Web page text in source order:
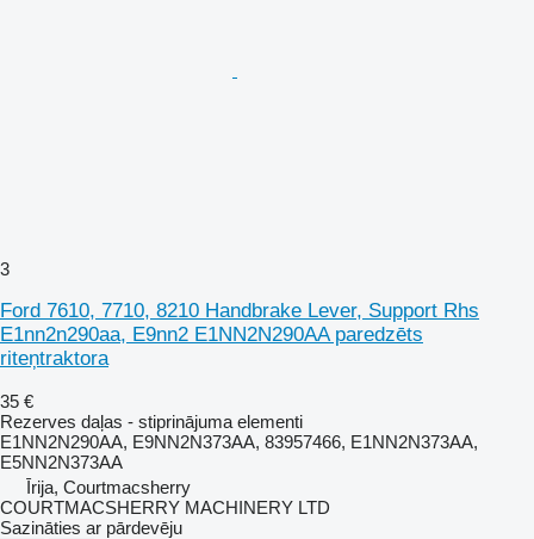
3
Ford 7610, 7710, 8210 Handbrake Lever, Support Rhs
E1nn2n290aa, E9nn2 E1NN2N290AA paredzēts
riteņtraktora
35 €
Rezerves daļas - stiprinājuma elementi
E1NN2N290AA, E9NN2N373AA, 83957466, E1NN2N373AA,
E5NN2N373AA
Īrija, Courtmacsherry
COURTMACSHERRY MACHINERY LTD
Sazināties ar pārdevēju